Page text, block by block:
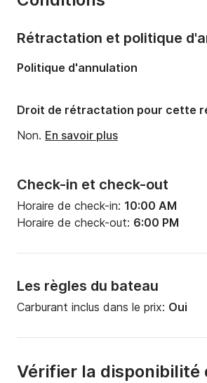
Capacité à bord:
Nombre de cabines:
Check-in et check-out
Horaire de check-in: 10:00 AM
Horaire de check-out: 6:00 PM
Les règles du bateau
Carburant inclus dans le prix: Oui
Rétractation et politique
Politique d'annulation
Droit de rétractation pour cette
Non. En savoir plus
Vérifier la disponibilité